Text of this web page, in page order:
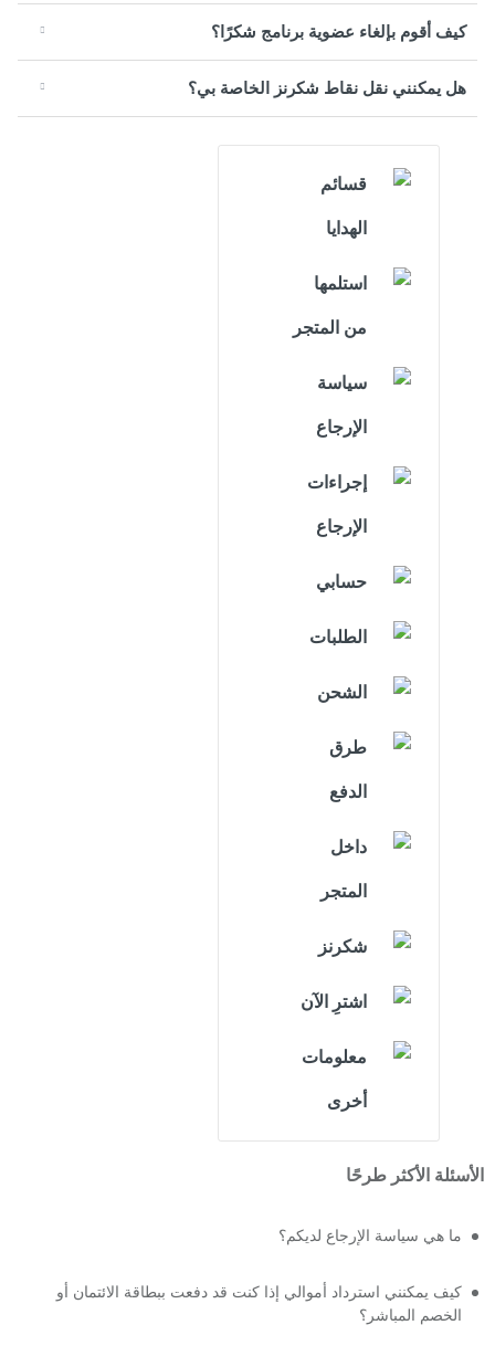
كيف أقوم بإلغاء عضوية برنامج شكرًا؟
هل يمكنني نقل نقاط شكرنز الخاصة بي؟
قسائم
الهدايا
استلمها
من المتجر
سياسة
الإرجاع
إجراءات
الإرجاع
حسابي
الطلبات
الشحن
طرق
الدفع
داخل
المتجر
شكرنز
اشترِ الآن
معلومات
أخرى
الأسئلة الأكثر طرحًا
ما هي سياسة الإرجاع لديكم؟
كيف يمكنني استرداد أموالي إذا كنت قد دفعت ببطاقة الائتمان أو
الخصم المباشر؟